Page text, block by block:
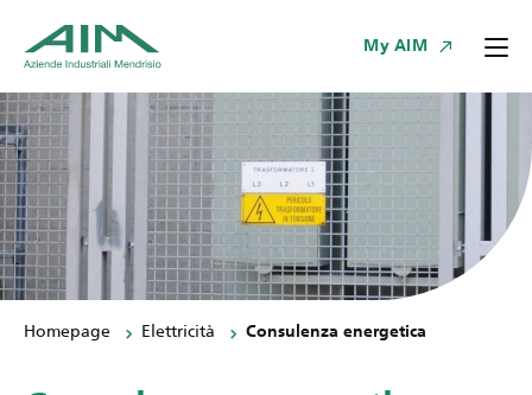
My AIM
Homepage Elettricità Consulenza energetica